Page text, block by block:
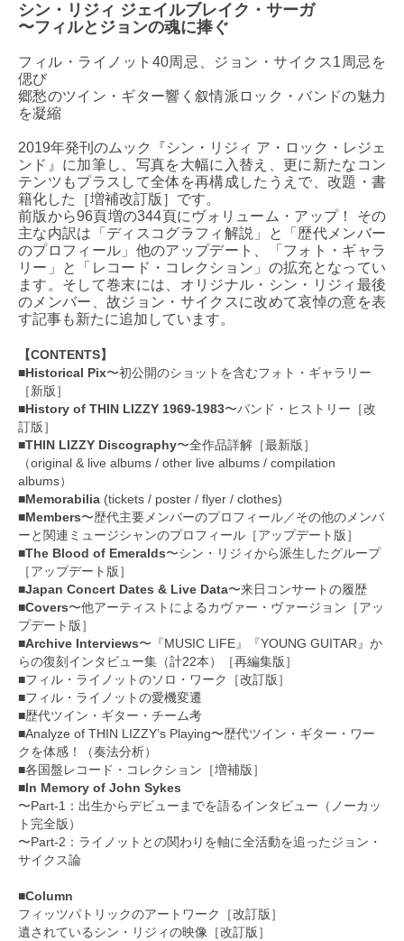
シン・リジィ ジェイルブレイク・サーガ
〜フィルとジョンの魂に捧ぐ
フィル・ライノット40周忌、ジョン・サイクス1周忌を
偲び
郷愁のツイン・ギター響く叙情派ロック・バンドの魅力
を凝縮
2019年発刊のムック『シン・リジィ ア・ロック・レジェ
ンド』に加筆し、写真を大幅に入替え、更に新たなコン
テンツもプラスして全体を再構成したうえで、改題・書
籍化した［増補改訂版］です。
前版から96頁増の344頁にヴォリューム・アップ！ その
主な内訳は「ディスコグラフィ解説」と「歴代メンバー
のプロフィール」他のアップデート、「フォト・ギャラ
リー」と「レコード・コレクション」の拡充となってい
ます。そして巻末には、オリジナル・シン・リジィ最後
のメンバー、故ジョン・サイクスに改めて哀悼の意を表
す記事も新たに追加しています。
【CONTENTS】
■Historical Pix〜初公開のショットを含むフォト・ギャラリー
［新版］
■History of THIN LIZZY 1969-1983〜バンド・ヒストリー［改
訂版］
■THIN LIZZY Discography〜全作品詳解［最新版］
（original & live albums / other live albums / compilation
albums）
■Memorabilia (tickets / poster / flyer / clothes)
■Members〜歴代主要メンバーのプロフィール／その他のメンバ
ーと関連ミュージシャンのプロフィール［アップデート版］
■The Blood of Emeralds〜シン・リジィから派生したグループ
［アップデート版］
■Japan Concert Dates & Live Data〜来日コンサートの履歴
■Covers〜他アーティストによるカヴァー・ヴァージョン［アッ
プデート版］
■Archive Interviews〜『MUSIC LIFE』『YOUNG GUITAR』か
らの復刻インタビュー集（計22本）［再編集版］
■フィル・ライノットのソロ・ワーク［改訂版］
■フィル・ライノットの愛機変遷
■歴代ツイン・ギター・チーム考
■Analyze of THIN LIZZY’s Playing〜歴代ツイン・ギター・ワー
クを体感！（奏法分析）
■各国盤レコード・コレクション［増補版］
■In Memory of John Sykes
〜Part-1：出生からデビューまでを語るインタビュー（ノーカッ
ト完全版）
〜Part-2：ライノットとの関わりを軸に全活動を追ったジョン・
サイクス論
■Column
フィッツパトリックのアートワーク［改訂版］
遺されているシン・リジィの映像［改訂版］